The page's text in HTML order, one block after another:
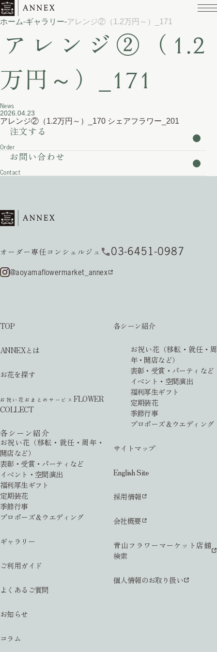
ホーム ギャラリー ​アレンジ②（1.2万円～）_171
​アレンジ②（1.2
万円～）_171
News
2026.04.23
アレンジ②（1.2万円～）_170 シェアフラワー_201
注文する
Order
お問い合わせ
Contact
オーダー専任コンシェルジュ 03-6451-0987
@aoyamaflowermarket_annex
TOP
ANNEXとは
お花を探す
お祝い花おまとめサービス FLOWER
COLLECT
各シーン紹介
お祝い花（移転・就任・周年・
開店など）
表彰・受賞・パーティなど
イベント・空間演出
福利厚生ギフト
定期装花
季節行事
プロポーズ＆ウエディング
ギャラリー
ご利用ガイド
よくあるご質問
お知らせ
コラム
各シーン紹介
お祝い花（移転・就任・周
年・開店など）
表彰・受賞・パーティなど
イベント・空間演出
福利厚生ギフト
定期装花
季節行事
プロポーズ＆ウエディング
サイトマップ
English Site
採用情報
会社概要
青山フラワーマーケット店舗
検索
個人情報のお取り扱い